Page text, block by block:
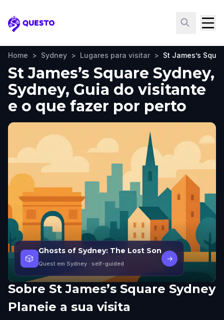
Questo
Home > Sydney > Lugares para visitar > St James’s
St James’s Square Sydney,
Sydney, Guia do visitante
e o que fazer por perto
🎲
Ghosts of Sydney: The Lost Son
Quest em Sydney · self-guided
→
Sobre St James’s Square Sydney
Planeie a sua visita